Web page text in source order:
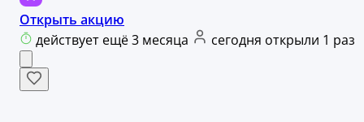
Открыть акцию
действует ещё 3 месяца
сегодня открыли 1 раз